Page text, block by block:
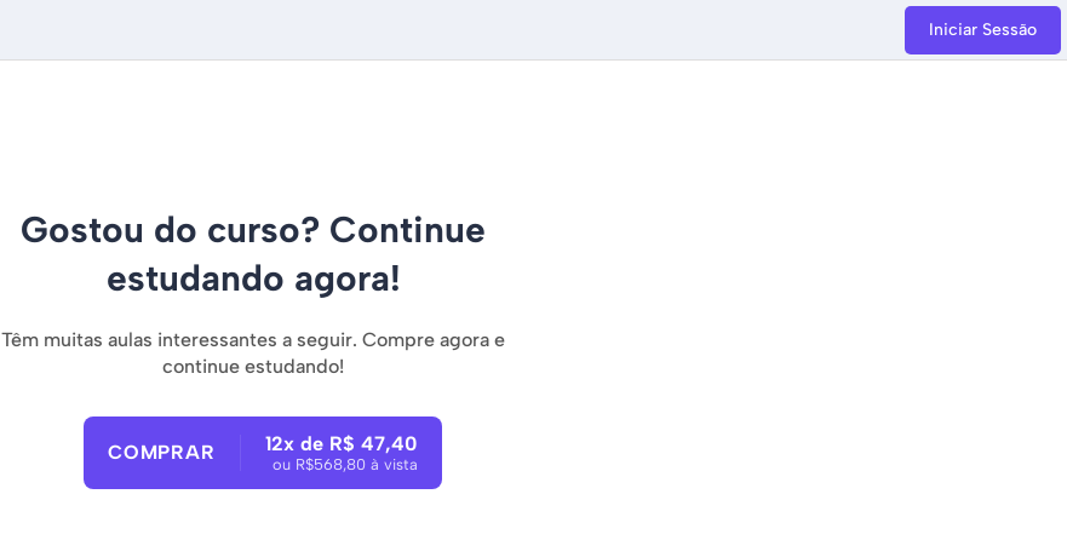
Iniciar Sessão
Gostou do curso? Continue
estudando agora!
Têm muitas aulas interessantes a seguir. Compre agora e
continue estudando!
COMPRAR 12x de R$ 47,40
ou R$568,80 à vista